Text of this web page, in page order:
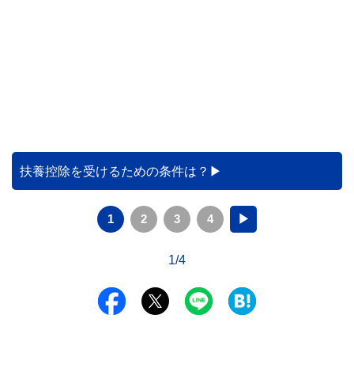
扶養控除を受けるための条件は？
1 2 3 4 ▶
1/4